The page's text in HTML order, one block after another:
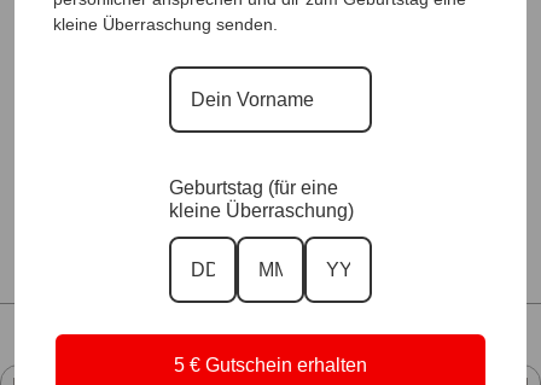
Zu unseren Bestsellern
Zu unserem Hals- Ohr- & Armschmuck
Zu unseren FarbKollektionen
kleine Überraschung senden.
Geburtstag (für eine
kleine Überraschung)
5 € Gutschein erhalten